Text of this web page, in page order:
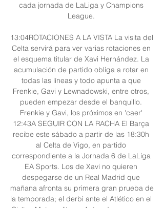
cada jornada de LaLiga y Champions
League.
13:04ROTACIONES A LA VISTA La visita del
Celta servirá para ver varias rotaciones en
el esquema titular de Xavi Hernández. La
acumulación de partido obliga a rotar en
todas las líneas y todo apunta a que
Frenkie, Gavi y Lewnadowski, entre otros,
pueden empezar desde el banquillo.
Frenkie y Gavi, los próximos en 'caer'
12:43A SEGUIR CON LA RACHA El Barça
recibe este sábado a partir de las 18:30h
al Celta de Vigo, en partido
correspondiente a la Jornada 6 de LaLiga
EA Sports. Los de Xavi no quieren
despegarse de un Real Madrid que
mañana afronta su primera gran prueba de
la temporada; el derbi ante el Atlético en el